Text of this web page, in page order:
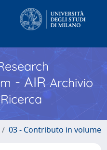
- AIR Archivio
03 - Contributo in volume